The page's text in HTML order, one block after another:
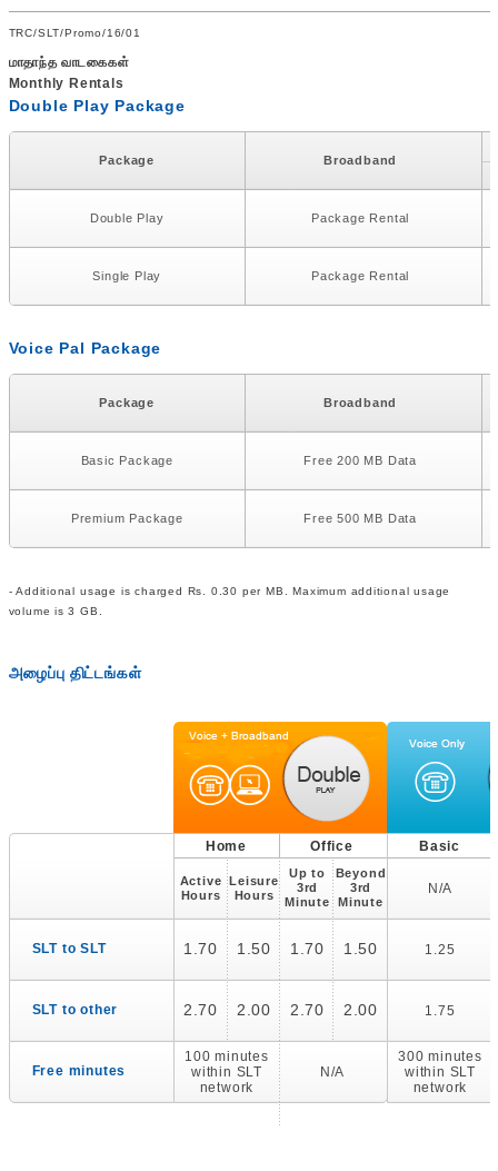
TRC/SLT/Promo/16/01
மாதாந்த வாடகைகள்
Monthly Rentals
Double Play Package
Package Broadband
Double Play Package Rental
Single Play Package Rental
Voice Pal Package
Package Broadband
Basic Package Free 200 MB Data
Premium Package Free 500 MB Data
- Additional usage is charged Rs. 0.30 per MB. Maximum additional usage
volume is 3 GB.
அழைப்பு திட்டங்கள்
SLT to SLT
SLT to other
Free minutes
Home Office
Active
Hours
Leisure
Hours
Up to
3rd
Minute
Beyond
3rd
Minute
1.70 1.50 1.70 1.50
2.70 2.00 2.70 2.00
100 minutes
within SLT
network
N/A
Basic
N/A
1.25
1.75
300 minutes
within SLT
network